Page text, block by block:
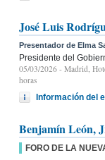
José Luis
Presentador de Elma
Presidente del
05/03/2026 - Madrid,
horas
Información del
Benjamín León,
FORO DE LA